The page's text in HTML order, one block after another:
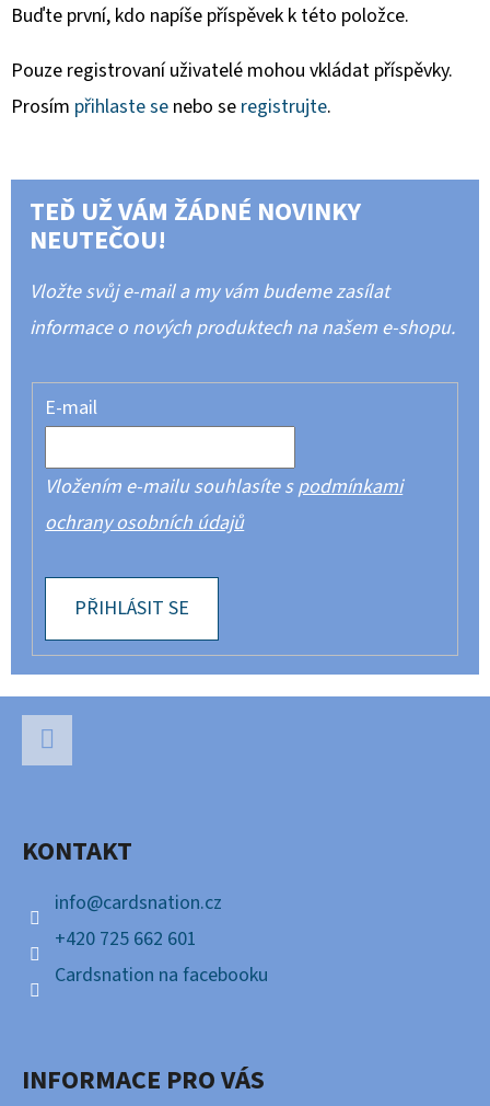
Buďte první, kdo napíše příspěvek k této položce.
Pouze registrovaní uživatelé mohou vkládat příspěvky.
Prosím přihlaste se nebo se registrujte.
TEĎ UŽ VÁM ŽÁDNÉ NOVINKY
NEUTEČOU!
Vložte svůj e-mail a my vám budeme zasílat
informace o nových produktech na našem e-shopu.
E-mail
Vložením e-mailu souhlasíte spodmínkami
ochrany osobních údajů
PŘIHLÁSIT SE
KONTAKT
info@cardsnation.cz
+420 725 662 601
Cardsnation na facebooku
INFORMACE PRO VÁS